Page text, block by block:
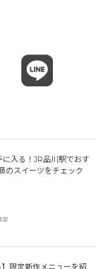
に入る！JR品川駅でおす
のスイーツをチェック
部